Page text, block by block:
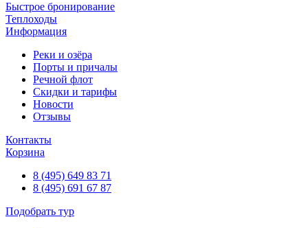
Быстрое бронирование
Теплоходы
Информация
Реки и озёра
Порты и причалы
Речной флот
Скидки и тарифы
Новости
Отзывы
Контакты
Корзина
8 (495) 649 83 71
8 (495) 691 67 87
Подобрать тур